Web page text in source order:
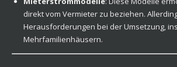
direkt vom Vermieter zu beziehen.
Herausforderungen bei der Umsetzung,
Mehrfamilienhäusern.